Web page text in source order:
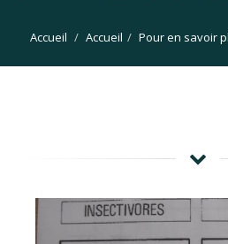
Accueil Accueil Pour en savoir